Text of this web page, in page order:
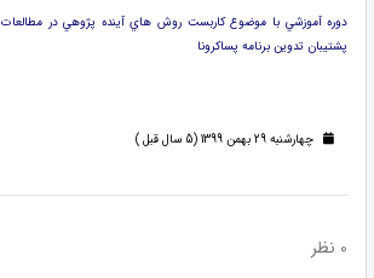
دوره آموزشي با موضوع كاربست روش هاي آينده پژوهي در مطالعات
پشتيبان تدوين برنامه پساكرونا
چهارشنبه 29 بهمن 1399 (5 سال قبل )
0 نظر